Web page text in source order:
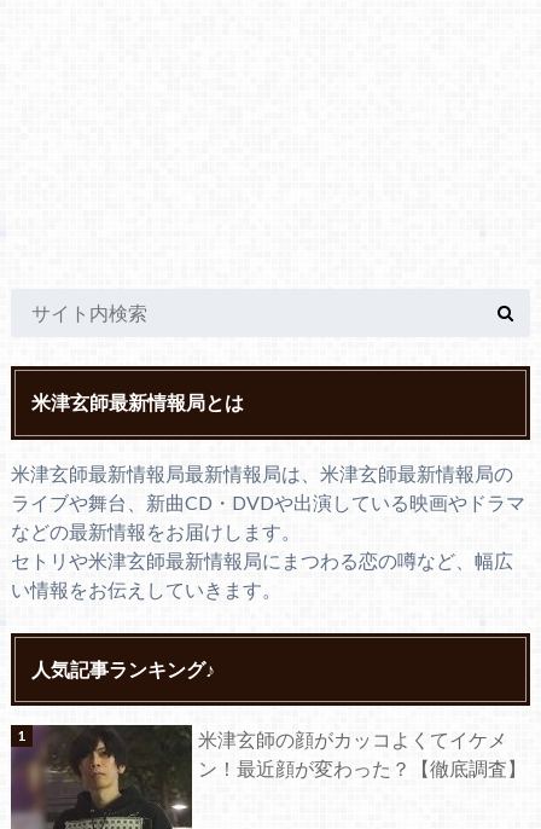
米津玄師最新情報局とは
米津玄師最新情報局最新情報局は、米津玄師最新情報局の
ライブや舞台、新曲CD・DVDや出演している映画やドラマ
などの最新情報をお届けします。
セトリや米津玄師最新情報局にまつわる恋の噂など、幅広
い情報をお伝えしていきます。
人気記事ランキング♪
米津玄師の顔がカッコよくてイケメ
ン！最近顔が変わった？【徹底調査】